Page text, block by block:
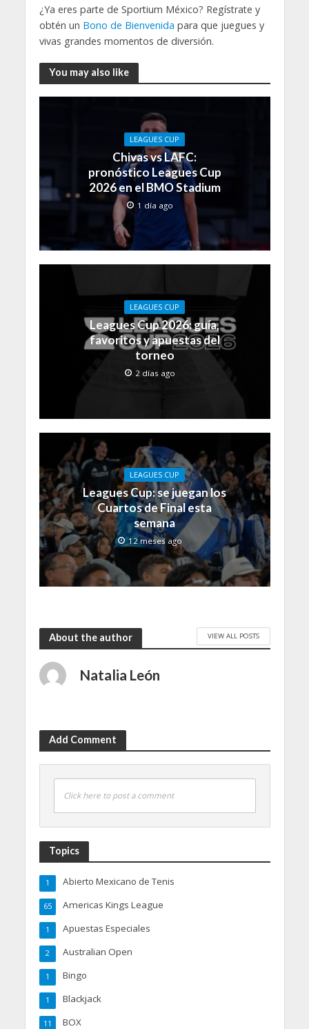
¿Ya eres parte de Sportium México? Regístrate y
obtén un Bono de Bienvenida para que juegues y
vivas grandes momentos de diversión.
You may also like
LEAGUES CUP
Chivas vs LAFC:
pronóstico Leagues Cup
2026 en el BMO Stadium
1 día ago
LEAGUES CUP
Leagues Cup 2026: guía,
favoritos y apuestas del
torneo
2 días ago
LEAGUES CUP
Leagues Cup: se juegan los
Cuartos de Final esta
semana
12 meses ago
About the author VIEW ALL POSTS
Natalia León
Add Comment
Click here to post a comment
Topics
Abierto Mexicano de Tenis
1
Americas Kings League
65
Apuestas Especiales
1
Australian Open
2
Bingo
1
Blackjack
1
BOX
11